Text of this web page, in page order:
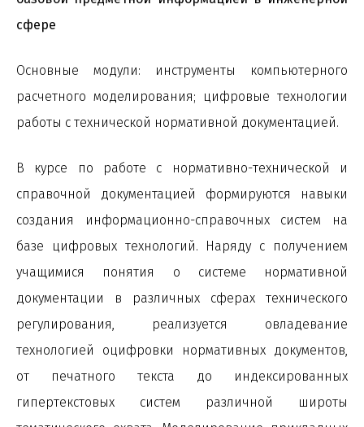
сфере
Основные модули: инструменты компьютерного
расчетного моделирования; цифровые технологии
работы с технической нормативной документацией.
В курсе по работе с нормативно-технической и
справочной документацией формируются навыки
создания информационно-справочных систем на
базе цифровых технологий. Наряду с получением
учащимися понятия о системе нормативной
документации в различных сферах технического
регулирования, реализуется овладевание
технологией оцифровки нормативных документов,
от печатного текста до индексированных
гипертекстовых систем различной широты